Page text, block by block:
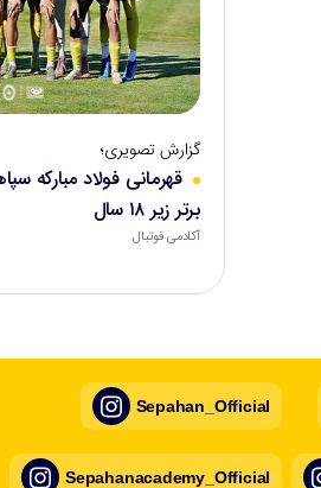
گزارش تصویری؛
قهرمانی فولاد مبارکه
برتر زیر ۱۸ سال
آکادمی فوتبال
Sepahan_Official
Sepahanacademy_Official